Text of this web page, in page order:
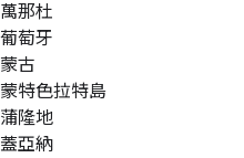
萬那杜
葡萄牙
蒙古
蒙特色拉特島
蒲隆地
蓋亞納